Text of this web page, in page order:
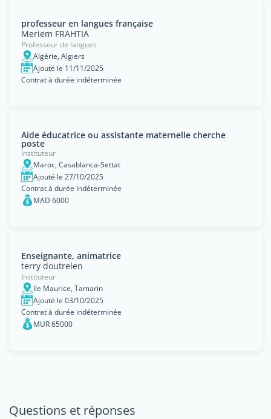
professeur en langues française
Meriem FRAHTIA
Professeur de langues
Algérie, Algiers
Ajouté le 11/11/2025
Contrat à durée indéterminée
Aide éducatrice ou assistante maternelle cherche
poste
Instituteur
Maroc, Casablanca-Settat
Ajouté le 27/10/2025
Contrat à durée indéterminée
MAD 6000
Enseignante, animatrice
terry doutrelen
Instituteur
Ile Maurice, Tamarin
Ajouté le 03/10/2025
Contrat à durée indéterminée
MUR 65000
Questions et réponses